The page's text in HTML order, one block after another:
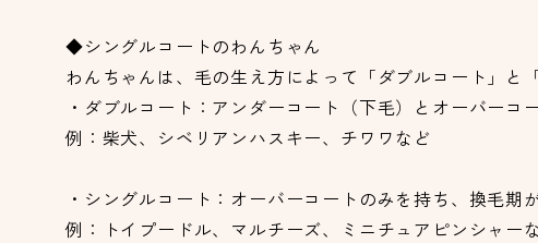
◆シングルコートのわんちゃん
わんちゃんは、毛の生え方によって「ダブルコート」と
・ダブルコート：アンダーコート（下毛）とオーバーコ
例：柴犬、シベリアンハスキー、チワワなど
・シングルコート：オーバーコートのみを持ち、換毛期が
例：トイプードル、マルチーズ、ミニチュアピンシャー